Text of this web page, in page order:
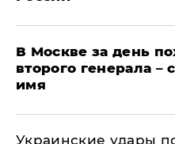
В Москве за день
второго генерала –
имя
Украинские удары